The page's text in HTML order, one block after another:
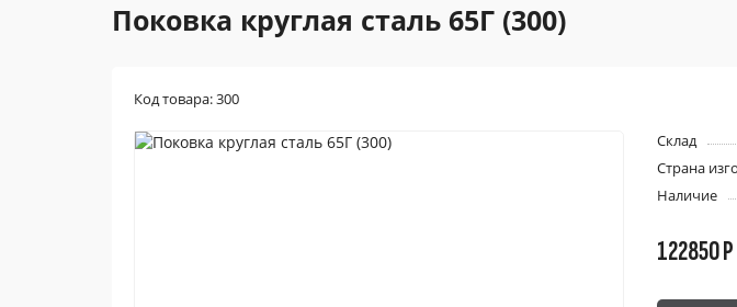
Поковка круглая сталь 65Г (300)
Код товара: 300
Склад
Страна
Наличие
122850 Р